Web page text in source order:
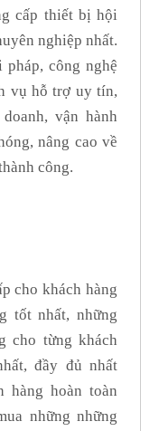
cấp thiết bị hội
nghiệp nhất.
công nghệ
vụ hỗ trợ uy tín,
vận hành
nâng cao về
công.
cho khách hàng
tốt nhất, những
cho từng khách
đầy đủ nhất
hàng hoàn toàn
những những